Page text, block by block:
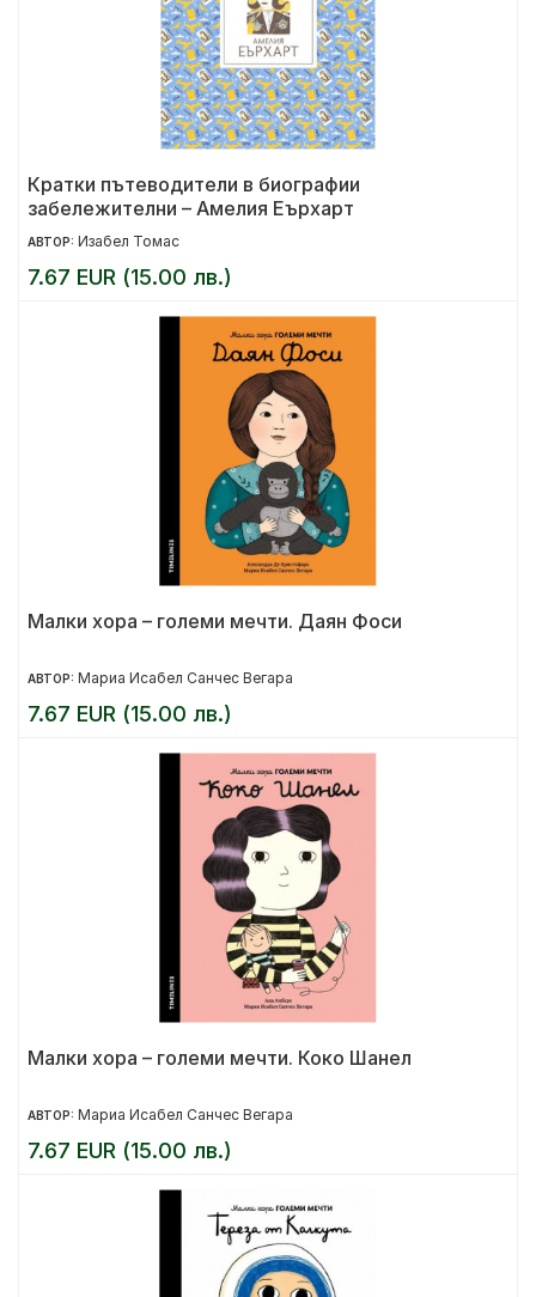
Кратки пътеводители в биографии
забележителни – Амелия Еърхарт
АВТОР: Изабел Томас
7.67 EUR (15.00 лв.)
Малки хора – големи мечти. Даян Фоси
АВТОР: Мариа Исабел Санчес Вегара
7.67 EUR (15.00 лв.)
Малки хора – големи мечти. Коко Шанел
АВТОР: Мариа Исабел Санчес Вегара
7.67 EUR (15.00 лв.)